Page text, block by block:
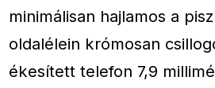
minimálisan hajlamos a
oldalélein krómosan
ékesített telefon 7,9